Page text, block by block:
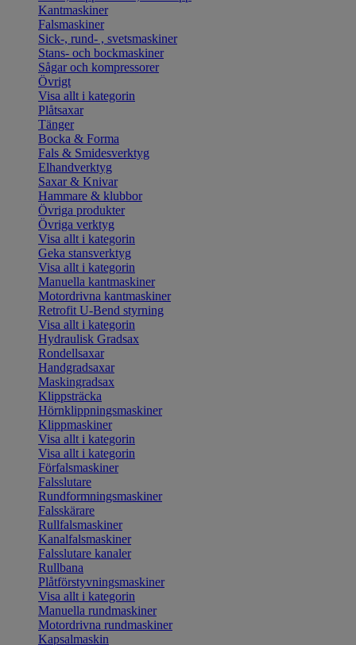
Kantmaskiner
Falsmaskiner
Sick-, rund- , svetsmaskiner
Stans- och bockmaskiner
Sågar och kompressorer
Övrigt
Visa allt i kategorin
Plåtsaxar
Tänger
Bocka & Forma
Fals & Smidesverktyg
Elhandverktyg
Saxar & Knivar
Hammare & klubbor
Övriga produkter
Övriga verktyg
Visa allt i kategorin
Geka stansverktyg
Visa allt i kategorin
Manuella kantmaskiner
Motordrivna kantmaskiner
Retrofit U-Bend styrning
Visa allt i kategorin
Hydraulisk Gradsax
Rondellsaxar
Handgradsaxar
Maskingradsax
Klippsträcka
Hörnklippningsmaskiner
Klippmaskiner
Visa allt i kategorin
Visa allt i kategorin
Förfalsmaskiner
Falsslutare
Rundformningsmaskiner
Falsskärare
Rullfalsmaskiner
Kanalfalsmaskiner
Falsslutare kanaler
Rullbana
Plåtförstyvningsmaskiner
Visa allt i kategorin
Manuella rundmaskiner
Motordrivna rundmaskiner
Kapsalmaskin